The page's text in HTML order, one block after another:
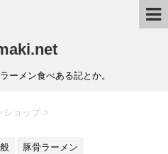
ーメン食べある記とか。
ショップ >
豚骨ラーメン